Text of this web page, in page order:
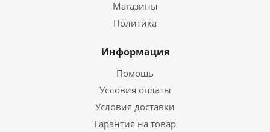
Магазины
Политика
Информация
Помощь
Условия оплаты
Условия доставки
Гарантия на товар